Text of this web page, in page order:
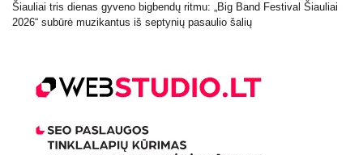
Šiauliai tris dienas gyveno bigbendų ritmu: „Big Band Festival Šiauliai
2026“ subūrė muzikantus iš septynių pasaulio šalių